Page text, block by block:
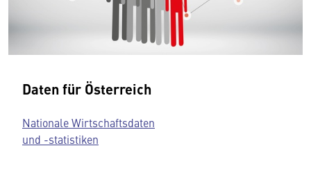
Daten für Österreich
Nationale Wirtschaftsdaten
und -statistiken